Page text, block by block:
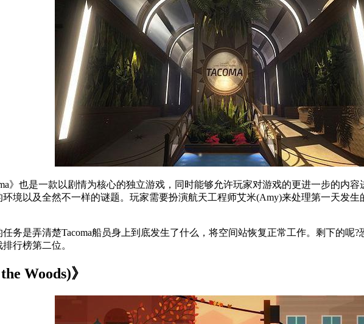
也是一款以剧情为核心的独立游戏，同时能够允许玩家对游戏的更进一步的内容
环境以及全然不一样的谜题。玩家需要扮演航天工程师艾米(Amy)来处理第一天
是弄清楚Tacoma船员身上到底发生了什么，将空间站恢复正常工作。剩下的呢
行榜第二位。
Woods)》